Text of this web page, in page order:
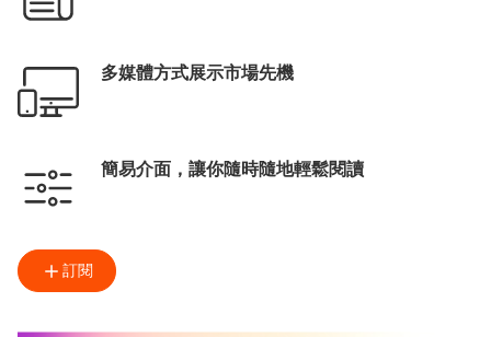
多媒體方式展示市場先機
簡易介面，讓你隨時隨地輕鬆閱讀
訂閱